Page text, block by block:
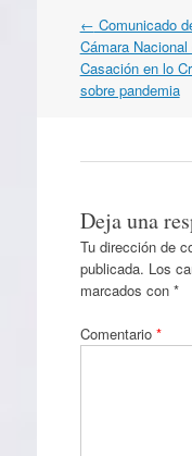
Navegación
por
artículos
← Comunicado
Cámara Nacional
Casación en lo
sobre pandemia
Deja una
Tu dirección de
publicada. Los
marcados con *
Comentario *